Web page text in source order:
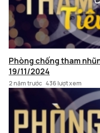
Phòng chống tham
19/11/2024
2 năm trước 436 lượt xem